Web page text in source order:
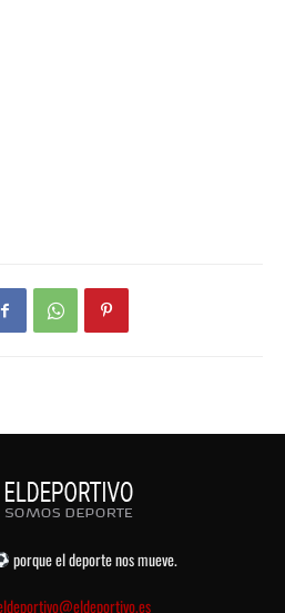
porque el deporte nos mueve.